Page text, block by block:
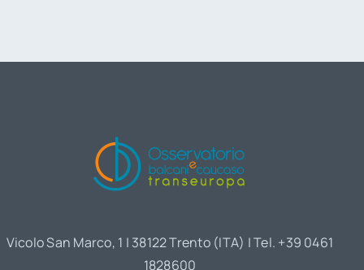
Vicolo San Marco, 1 | 38122 Trento (ITA) | Tel. +39 0461
1828600